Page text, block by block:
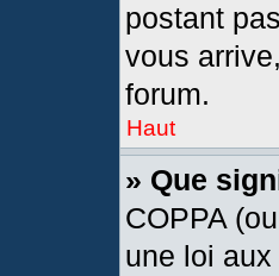
postant
vous
forum.
Haut
» Que
COPPA (ou
une loi